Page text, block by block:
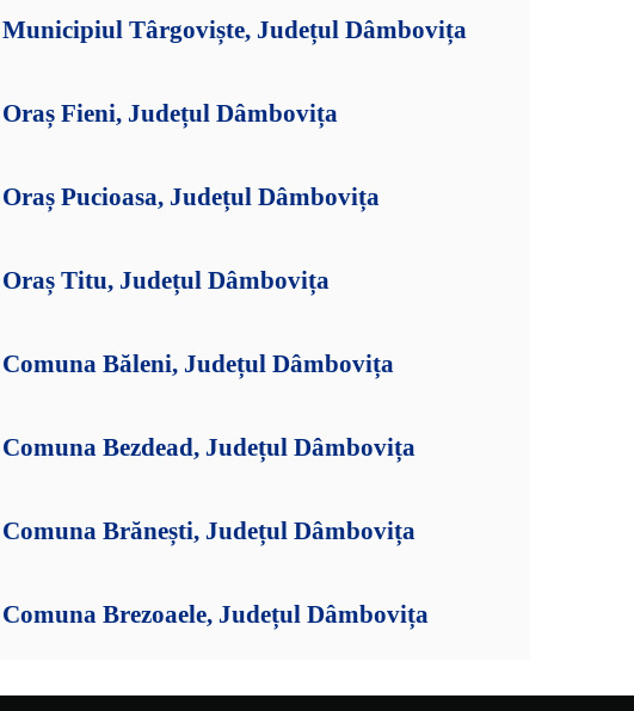
Târgoviște, Județul Dâmbovița
Fieni, Județul Dâmbovița
Pucioasa, Județul Dâmbovița
Titu, Județul Dâmbovița
Băleni, Județul Dâmbovița
Bezdead, Județul Dâmbovița
Brănești, Județul Dâmbovița
Brezoaele, Județul Dâmbovița